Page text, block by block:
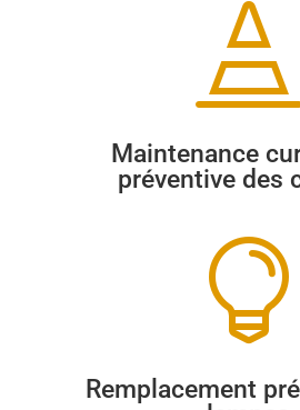

Maintenance
préventive des

Remplacement